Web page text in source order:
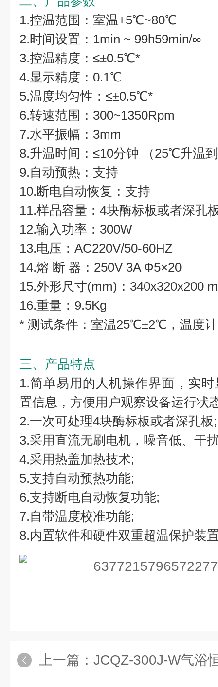
1.控温范围：室温+5℃~80℃
2.时间设置：1min ~ 99h59min/∞
3.控温精度：≤±0.5℃*
4.显示精度：0.1℃
5.温度均匀性：≤±0.5℃*
6.转速范围：300~1350Rpm
7.水平振幅：3mm
8.升温时间：≤10分钟 （25℃升温
9.自动预热：支持
10.断电自动恢复：支持
11.样品容量：4块酶标板或者深孔
12.输入功率：300W
13.电压：AC220V/50-60HZ
14.熔 断 器：250V 3A Ф5×20
15.外形尺寸(mm)：340x320x200
16.重量：9.5Kg
* 测试条件：室温25℃±2℃，温度
三、产品特点
1.简单易用的人机操作界面，实
置信息，方便用户观察设备运行状
2.一次可处理4块酶标板或者深孔板;
3.采用直流无刷电机，噪音低、干
4.采用热盖加热技术;
5.支持自动预热功能;
6.支持断电自动恢复功能;
7.自带温度校准功能;
8.内置软件和硬件双重超温保护装
上一篇： JCQZ-300J-W气浴